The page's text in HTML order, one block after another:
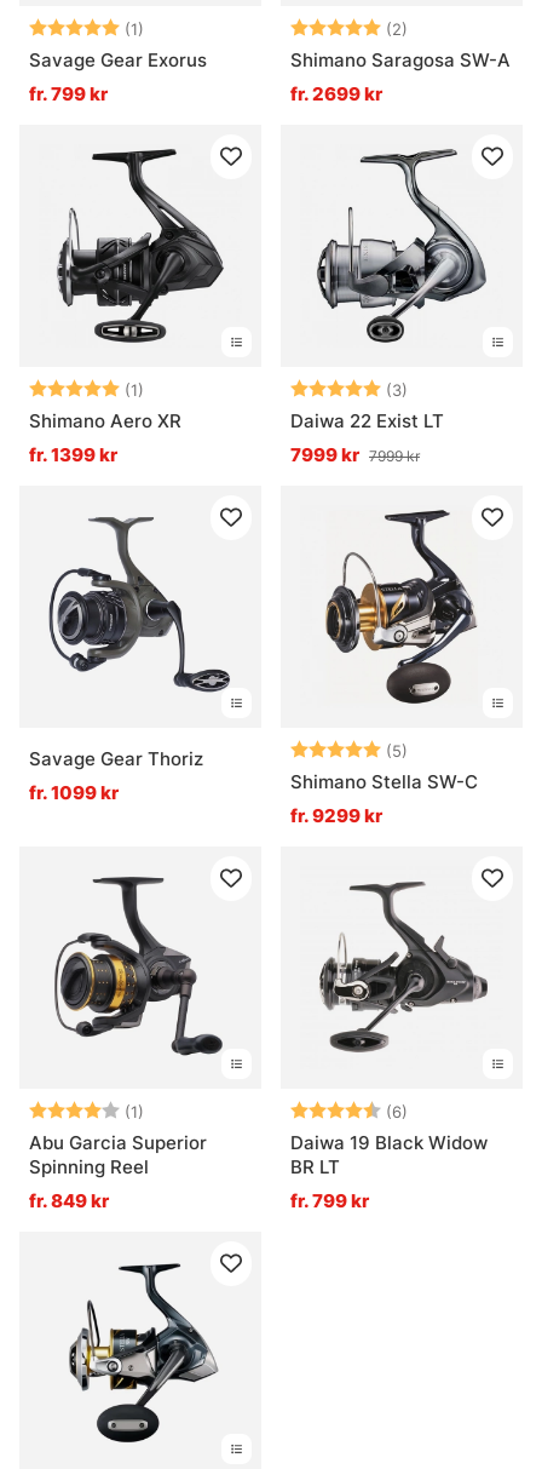
Betyg: (1)
5.0 utav 5 stjärnor
Savage Gear Exorus
fr. 799 kr
Betyg: (2)
Shimano Saragosa SW-A
fr. 2699 kr
Betyg: (1)
5.0 utav 5 stjärnor
Shimano Aero XR
fr. 1399 kr
Betyg: (3)
Daiwa 22 Exist LT
7999 kr 7999 kr
Savage Gear Thoriz
fr. 1099 kr
Betyg: (5)
Shimano Stella SW-C
fr. 9299 kr
Betyg: (1)
4.0 utav 5 stjärnor
Abu Garcia Superior
Spinning Reel
fr. 849 kr
Betyg: (6)
Daiwa 19 Black Widow
BR LT
fr. 799 kr